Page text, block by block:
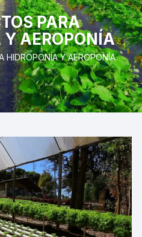
PARA
AEROPONÍA
HIDROPONÍA Y AEROPONÍA